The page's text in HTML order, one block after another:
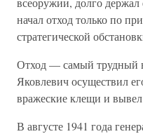
начал отход только по
стратегической
Отход — самый трудный
Яковлевич осуществил
вражеские клещи и
В августе 1941 года